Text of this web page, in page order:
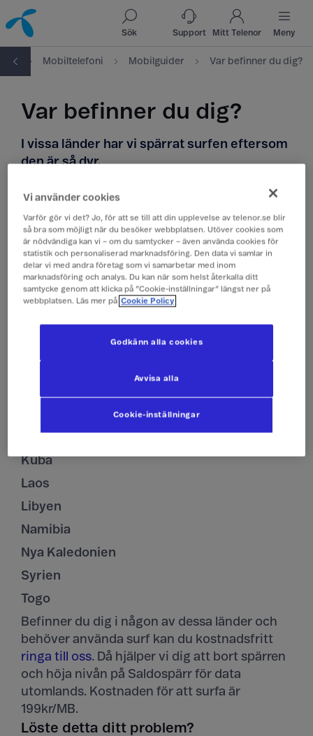
Till innehåll
Till sök
Sök Support Mitt Telenor Meny
Mobiltelefoni Mobilguider Var befinner du dig?
Var befinner du dig?
I vissa länder har vi spärrat surfen eftersom
den är så dyr.
För att du inte ska få en oförutsedd hög
kostnad, har vi spärrat ditt abonnemang från
surf i följande länder där surfen är väldigt dyr:
Angola
Benin
Burundi
Kuba
Laos
Libyen
Namibia
Nya Kaledonien
Syrien
Togo
Befinner du dig i någon av dessa länder och
behöver använda surf kan du kostnadsfritt
ringa till oss. Då hjälper vi dig att bort spärren
och höja nivån på Saldospärr för data
utomlands. Kostnaden för att surfa är
199kr/MB.
Löste detta ditt problem?
Vi använder cookies
Varför gör vi det? Jo, för att se till att din upplevelse av telenor.se blir
så bra som möjligt när du besöker webbplatsen. Utöver cookies som
är nödvändiga kan vi – om du samtycker – även använda cookies för
statistik och personaliserad marknadsföring. Den data vi samlar in
delar vi med andra företag som vi samarbetar med inom
marknadsföring och analys. Du kan när som helst återkalla ditt
samtycke genom att klicka på ”Cookie-inställningar” längst ner på
webbplatsen. Läs mer på Cookie Policy
Cookie-inställningar
Avvisa alla
Godkänn alla cookies